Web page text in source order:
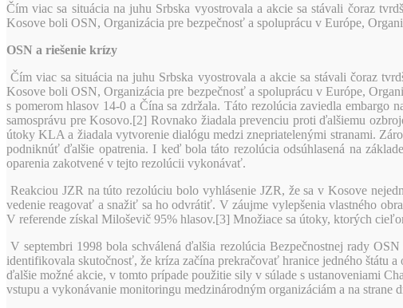
Čím viac sa situácia na juhu Srbska vyostrovala a akcie sa stávali čoraz
Kosove boli OSN, Organizácia pre bezpečnosť a spoluprácu v Európe,
OSN a riešenie krízy
Čím viac sa situácia na juhu Srbska vyostrovala a akcie sa stávali čoraz
Kosove boli OSN, Organizácia pre bezpečnosť a spoluprácu v Európe,
s pomerom hlasov 14-0 a Čína sa zdržala. Táto rezolúcia zaviedla
samosprávu pre Kosovo.[2] Rovnako žiadala prevenciu proti ďalšiemu
útoky KLA a žiadala vytvorenie dialógu medzi znepriatelenými stranami.
podniknúť ďalšie opatrenia. I keď bola táto rezolúcia odsúhlasená na
oparenia zakotvené v tejto rezolúcii vykonávať.
Reakciou JZR na túto rezolúciu bolo vyhlásenie JZR, že sa v Kosove
vedenie reagovať a snažiť sa ho odvrátiť. V záujme vylepšenia vlastného
V referende získal Miloševič 95% hlasov.[3] Množiace sa útoky, ktorých
V septembri 1998 bola schválená ďalšia rezolúcia Bezpečnostnej rady
identifikovala skutočnosť, že kríza začína prekračovať hranice jedného štátu
ďalšie možné akcie, v tomto prípade použitie sily v súlade s ustanoveniami
vstupu a vykonávanie monitoringu medzinárodným organizáciám a na